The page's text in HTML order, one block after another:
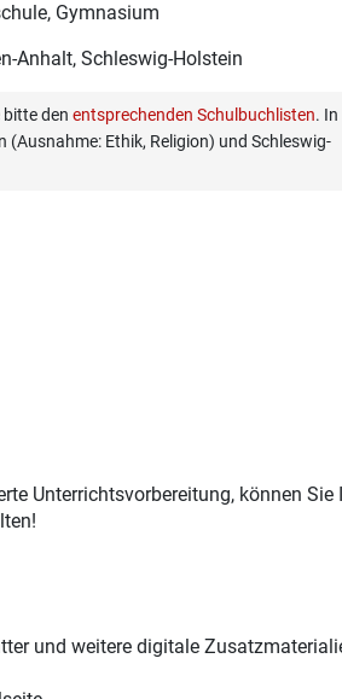
Gymnasium
Anhalt, Schleswig-Holstein
den entsprechenden Schulbuchlisten. In
Ethik, Religion) und Schleswig-
Unterrichtsvorbereitung, können Sie
und weitere digitale